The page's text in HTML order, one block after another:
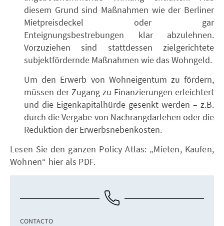
diesem Grund sind Maßnahmen wie der Berliner
Mietpreisdeckel oder gar
Enteignungsbestrebungen klar abzulehnen.
Vorzuziehen sind stattdessen zielgerichtete
subjektfördernde Maßnahmen wie das Wohngeld.
Um den Erwerb von Wohneigentum zu fördern,
müssen der Zugang zu Finanzierungen erleichtert
und die Eigenkapitalhürde gesenkt werden – z.B.
durch die Vergabe von Nachrangdarlehen oder die
Reduktion der Erwerbsnebenkosten.
Lesen Sie den ganzen Policy Atlas: „Mieten, Kaufen,
Wohnen“ hier als PDF.
CONTACTO